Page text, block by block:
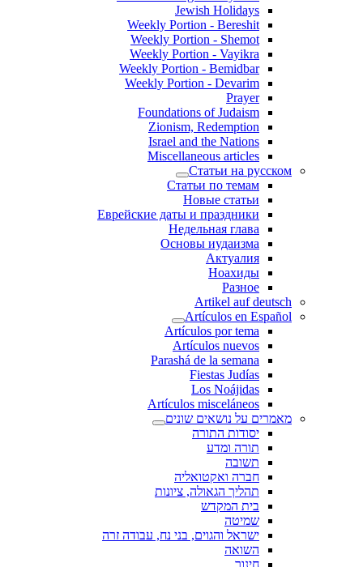
Jewish Holidays
Weekly Portion - Bereshit
Weekly Portion - Shemot
Weekly Portion - Vayikra
Weekly Portion - Bemidbar
Weekly Portion - Devarim
Prayer
Foundations of Judaism
Zionism, Redemption
Israel and the Nations
Miscellaneous articles
Статьи на русском
Статьи по темам
Новые статьи
Еврейские даты и праздники
Недельная глава
Основы иудаизма
Актуалия
Ноахиды
Разное
Artikel auf deutsch
Artículos en Español
Artículos por tema
Artículos nuevos
Parashá de la semana
Fiestas Judías
Los Noájidas
Artículos misceláneos
מאמרים על נושאים שונים
יסודות התורה
תורה ומדע
תשובה
חברה ואקטואליה
תהליך הגאולה, ציונות
בית המקדש
שמיטה
ישראל והגוים, בני נח, עבודה זרה
השואה
חינוך